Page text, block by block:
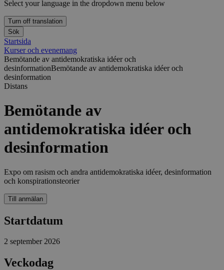
Select your language in the dropdown menu below
Turn off translation
Sök
Startsida
Kurser och evenemang
Bemötande av antidemokratiska idéer och
desinformationBemötande av antidemokratiska idéer och
desinformation
Distans
Bemötande av
antidemokratiska idéer och
desinformation
Expo om rasism och andra antidemokratiska idéer, desinformation
och konspirationsteorier
Till anmälan
Startdatum
2 september 2026
Veckodag